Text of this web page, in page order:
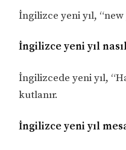
İngilizce yeni yıl,
İngilizce yeni yıl
İngilizcede yeni yıl,
kutlanır.
İngilizce yeni yıl